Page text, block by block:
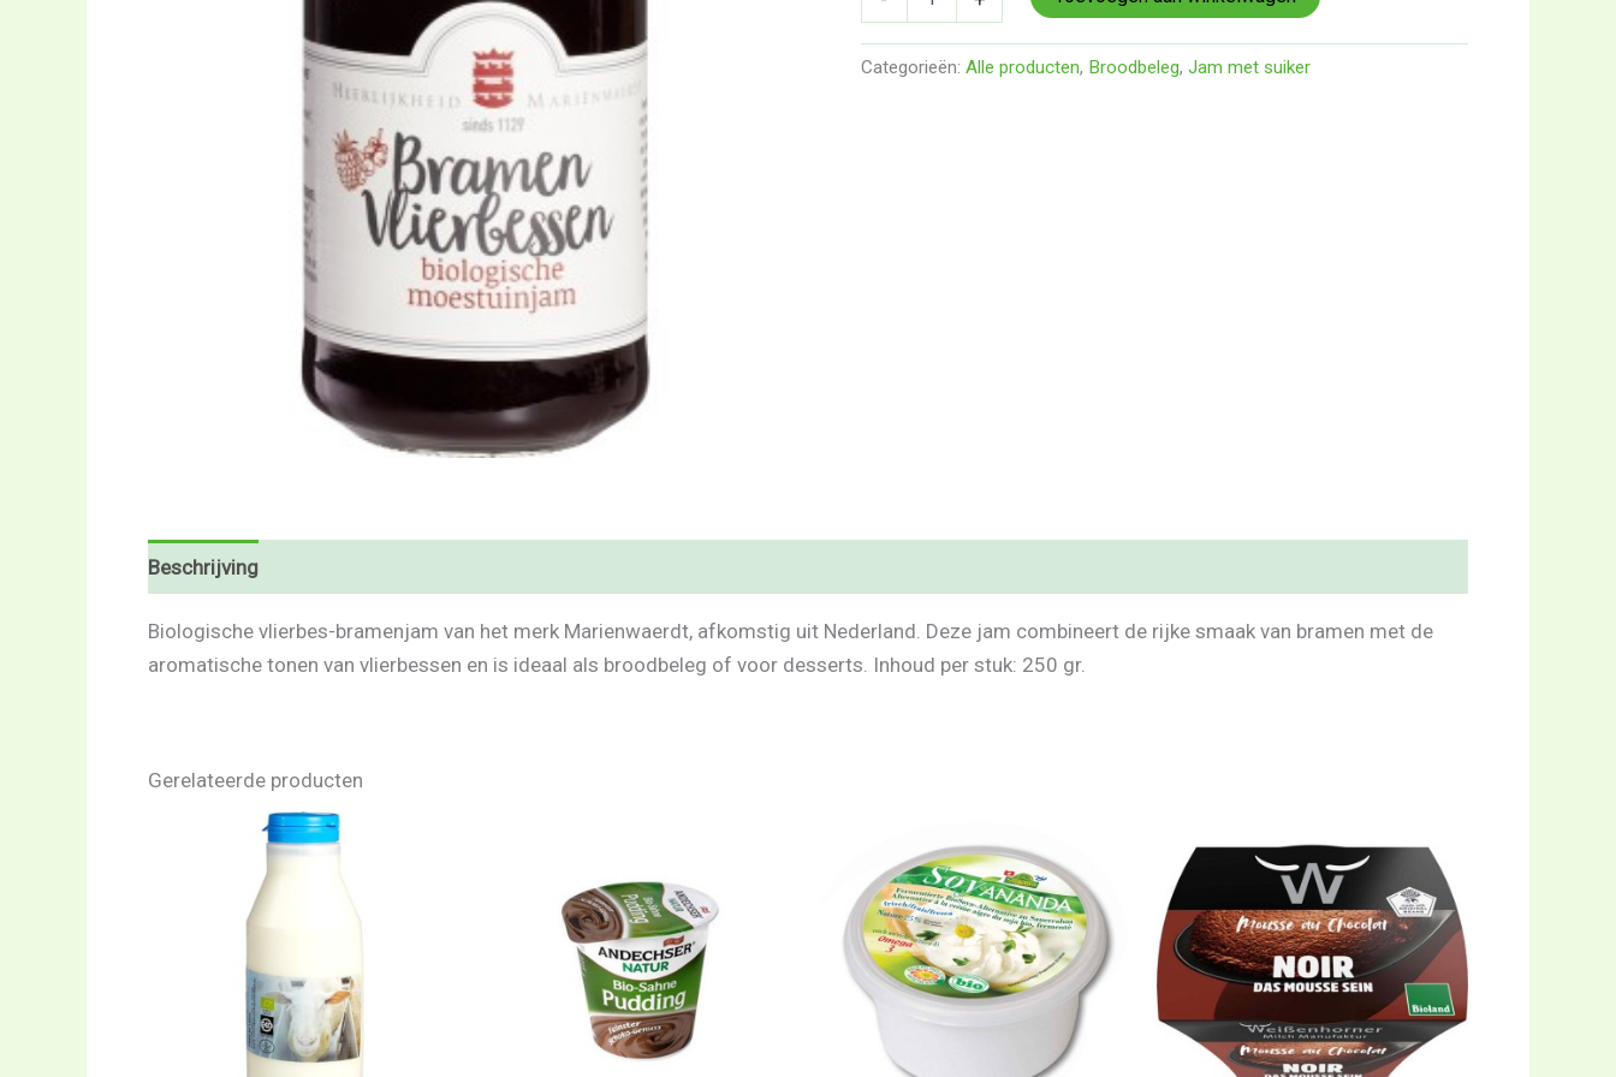
Categorieën: Alle producten, Broodbeleg, Jam met suiker
Beschrijving
Biologische vlierbes-bramenjam van het merk Marienwaerdt, afkomstig uit Nederland. Deze jam combineert de rijke smaak van bramen met de
aromatische tonen van vlierbessen en is ideaal als broodbeleg of voor desserts. Inhoud per stuk: 250 gr.
Gerelateerde producten